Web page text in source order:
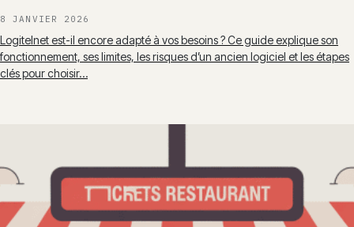
8 JANVIER 2026
Logitelnet est-il encore adapté à vos besoins ? Ce guide explique son
fonctionnement, ses limites, les risques d’un ancien logiciel et les étapes
clés pour choisir…